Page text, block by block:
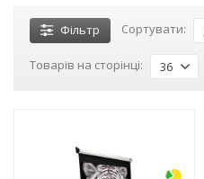
Фільтр Сортувати:
Товарів на сторінці: 36